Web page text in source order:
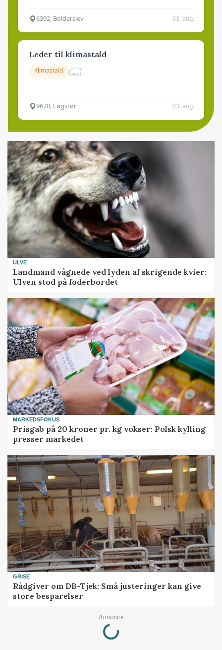
6392, Bolderslev 03. aug.
Leder til klimastald
Klimastald
9670, Løgstør 03. aug.
ULVE
Landmand vågnede ved lyden af skrigende kvier:
Ulven stod på foderbordet
MARKEDSFOKUS
Prisgab på 20 kroner pr. kg vokser: Polsk kylling
presser markedet
GRISE
Rådgiver om DB-Tjek: Små justeringer kan give
store besparelser
Annonce
Loading...